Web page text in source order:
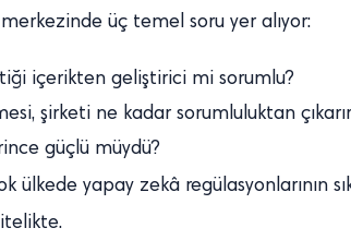
merkezinde üç temel soru yer alıyor:
içerikten geliştirici mi sorumlu?
şirketi ne kadar sorumluluktan
güçlü müydü?
ülkede yapay zekâ regülasyonlarının